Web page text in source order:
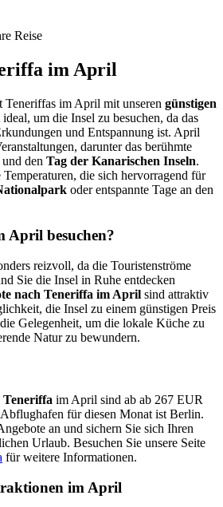
Reise
im April
Teneriffas im April mit unseren günstigen
um die Insel zu besuchen, da das
und Entspannung ist. April
darunter das berühmte
und den Tag der Kanarischen Inseln.
Temperaturen, die sich hervorragend für
oder entspannte Tage an den
April besuchen?
reizvoll, da die Touristenströme
Sie die Insel in Ruhe entdecken
nach Teneriffa im April sind attraktiv
die Insel zu einem günstigen Preis
Gelegenheit, um die lokale Küche zu
Natur zu bewundern.
Teneriffa im April sind ab ab 267 EUR
für diesen Monat ist Berlin.
an und sichern Sie sich Ihren
Urlaub. Besuchen Sie unsere Seite
für weitere Informationen.
im April